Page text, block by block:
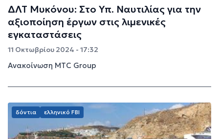
ΔΛΤ Μυκόνου: Στο Υπ. Ναυτιλίας για την
αξιοποίηση έργων στις λιμενικές
εγκαταστάσεις
11 Οκτωβρίου 2024 - 17:32
Ανακοίνωση MTC Group
δόντια ελληνικό FBI